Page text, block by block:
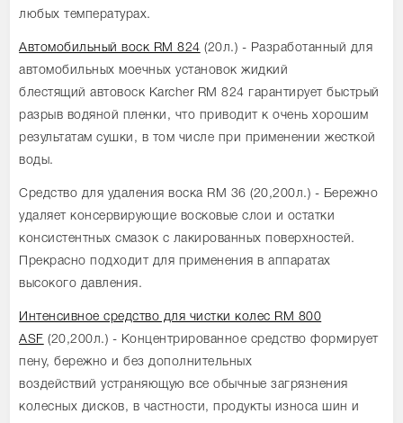
любых температурах.
Автомобильный воск RM 824 (20л.) - Разработанный для
автомобильных моечных установок жидкий
блестящий автовоск Karcher RM 824 гарантирует быстрый
разрыв водяной пленки, что приводит к очень хорошим
результатам сушки, в том числе при применении жесткой
воды.
Средство для удаления воска RM 36 (20,200л.) - Бережно
удаляет консервирующие восковые слои и остатки
консистентных смазок с лакированных поверхностей.
Прекрасно подходит для применения в аппаратах
высокого давления.
Интенсивное средство для чистки колес RM 800
ASF (20,200л.) - Концентрированное средство формирует
пену, бережно и без дополнительных
воздействий устраняющую все обычные загрязнения
колесных дисков, в частности, продукты износа шин и